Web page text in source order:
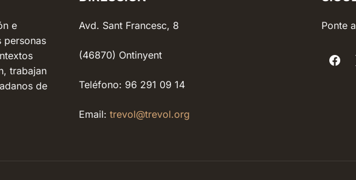
e
personas
trabajan
de
Avd. Sant Francesc, 8
(46870) Ontinyent
Teléfono: 96 291 09 14
Email: trevol@trevol.org
Ponte